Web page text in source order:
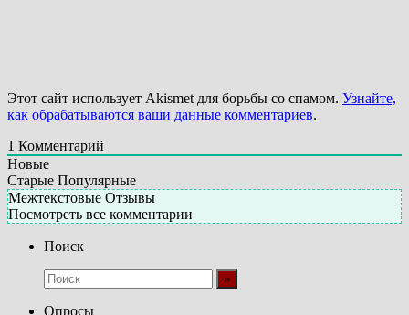
Этот сайт использует Akismet для борьбы со спамом. Узнайте,
как обрабатываются ваши данные комментариев.
1 Комментарий
Новые
Старые Популярные
Межтекстовые Отзывы
Посмотреть все комментарии
Поиск
Опросы